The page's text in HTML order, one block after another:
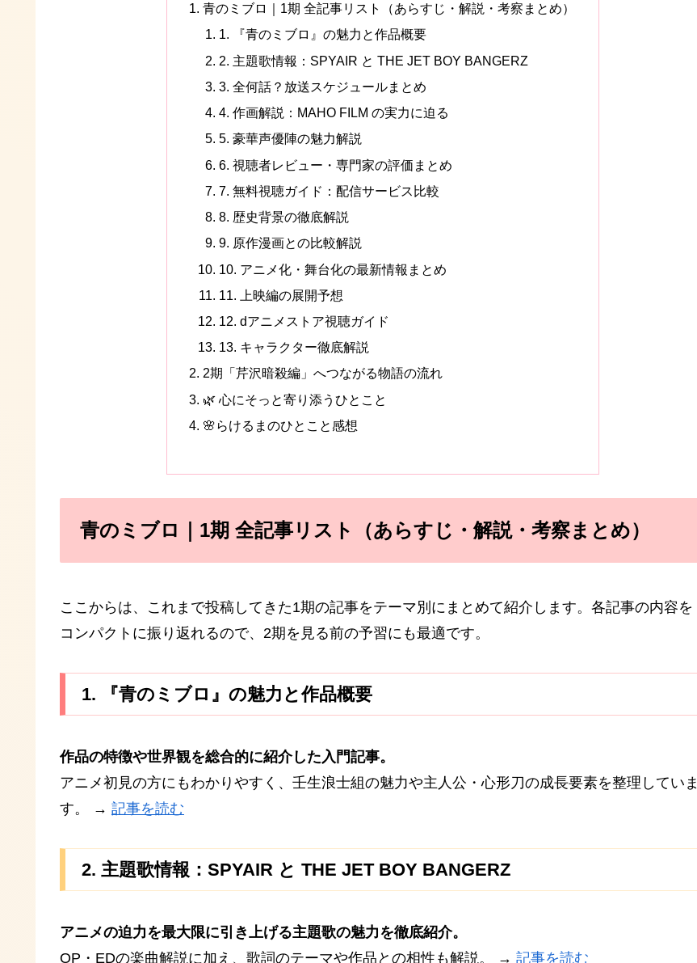
青のミブロ｜1期 全記事リスト（あらすじ・解説・考察まとめ）
1. 『青のミブロ』の魅力と作品概要
2. 主題歌情報：SPYAIR と THE JET BOY BANGERZ
3. 全何話？放送スケジュールまとめ
4. 作画解説：MAHO FILM の実力に迫る
5. 豪華声優陣の魅力解説
6. 視聴者レビュー・専門家の評価まとめ
7. 無料視聴ガイド：配信サービス比較
8. 歴史背景の徹底解説
9. 原作漫画との比較解説
10. アニメ化・舞台化の最新情報まとめ
11. 上映編の展開予想
12. dアニメストア視聴ガイド
13. キャラクター徹底解説
2期「芹沢暗殺編」へつながる物語の流れ
🌿 心にそっと寄り添うひとこと
🌸らけるまのひとこと感想
青のミブロ｜1期 全記事リスト（あらすじ・解説・考察まとめ）
ここからは、これまで投稿してきた1期の記事をテーマ別にまとめて紹介します。各記事の内容を
コンパクトに振り返れるので、2期を見る前の予習にも最適です。
1. 『青のミブロ』の魅力と作品概要
作品の特徴や世界観を総合的に紹介した入門記事。
アニメ初見の方にもわかりやすく、壬生浪士組の魅力や主人公・心形刀の成長要素を整理していま
す。 → 記事を読む
2. 主題歌情報：SPYAIR と THE JET BOY BANGERZ
アニメの迫力を最大限に引き上げる主題歌の魅力を徹底紹介。
OP・EDの楽曲解説に加え、歌詞のテーマや作品との相性も解説。 → 記事を読む